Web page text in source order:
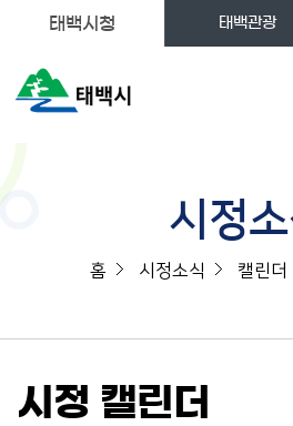
태백시청 태백관광
시정
홈 시정소식 캘린더
시정 캘린더